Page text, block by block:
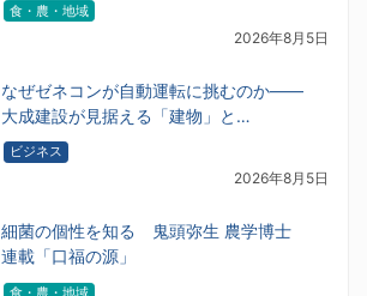
食・農・地域
2026年8月5日
なぜゼネコンが自動運転に挑むのか――
大成建設が見据える「建物」と…
ビジネス
2026年8月5日
細菌の個性を知る 鬼頭弥生 農学博士
連載「口福の源」
食・農・地域